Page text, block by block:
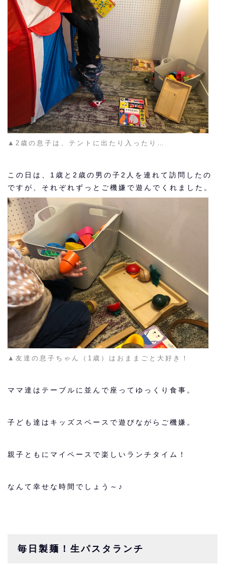
▲2歳の息子は、テントに出たり入ったり…
この日は、1歳と2歳の男の子2人を連れて訪問したの
ですが、それぞれずっとご機嫌で遊んでくれました。
▲友達の息子ちゃん（1歳）はおままごと大好き！
ママ達はテーブルに並んで座ってゆっくり食事。
子ども達はキッズスペースで遊びながらご機嫌。
親子ともにマイペースで楽しいランチタイム！
なんて幸せな時間でしょう～♪
毎日製麺！生パスタランチ